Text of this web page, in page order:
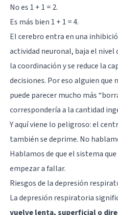
No es 1 + 1 = 2.
Es más bien 1 + 1 = 4.
El cerebro entra en una
actividad neuronal, baja el nivel
la coordinación y se reduce la
decisiones. Por eso alguien que
puede parecer mucho más
correspondería a la cantidad
Y aquí viene lo peligroso: el
también se deprime. No
Hablamos de que el sistema
empezar a fallar.
Riesgos de la depresión
La depresión respiratoria
vuelve lenta, superficial o